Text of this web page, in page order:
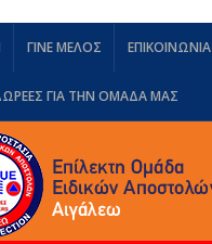
ΓΙΝΕ ΜΕΛΟΣ ΕΠΙΚΟΙΝΩΝΙΑ
ΓΙΑ ΤΗΝ ΟΜΆΔΑ ΜΑΣ